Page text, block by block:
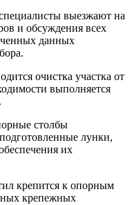
выезжают на
и обсуждения всех
данных
очистка участка от
выполняется
столбы
лунки,
их
крепится к опорным
крепежных